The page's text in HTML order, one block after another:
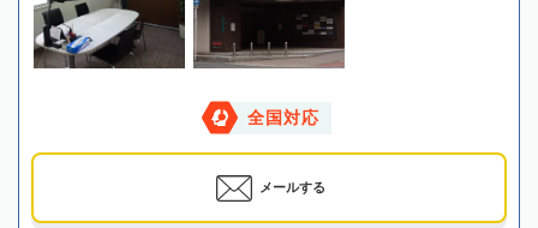
全国対応
メールする